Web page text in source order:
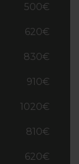
500€
620€
830€
910€
1020€
810€
620€